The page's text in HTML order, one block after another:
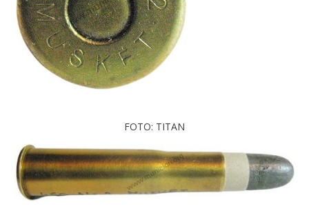
FOTO: TITAN